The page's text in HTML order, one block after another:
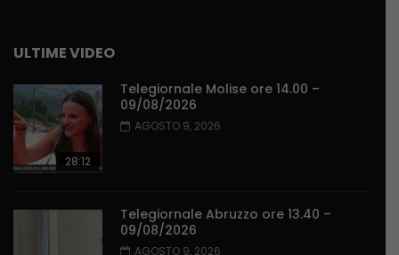
ULTIME VIDEO
28:12
Telegiornale Molise ore 14.00 –
09/08/2026
AGOSTO 9, 2026
Telegiornale Abruzzo ore 13.40 –
09/08/2026
AGOSTO 9, 2026